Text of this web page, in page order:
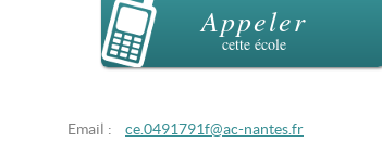
Appeler
cette école
Email : ce.0491791f@ac-nantes.fr